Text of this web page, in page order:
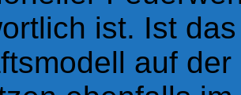
ist. Ist
auf